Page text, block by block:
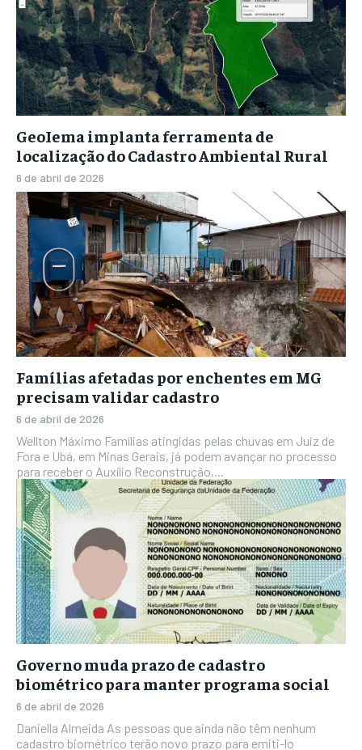
GeoIema implanta ferramenta de
localização do Cadastro Ambiental Rural
6 de abril de 2026
Famílias afetadas por enchentes em MG
precisam validar cadastro
6 de abril de 2026
Wellton Máximo Famílias atingidas pelas chuvas em Juiz de
Fora e Ubá, em Minas Gerais, já podem avançar no processo
para receber o Auxílio Reconstrução,...
Governo muda prazo de cadastro
biométrico para manter programa social
6 de abril de 2026
Daniella Almeida As pessoas que ainda não têm nenhum
cadastro biométrico terão novo prazo para emiti-lo